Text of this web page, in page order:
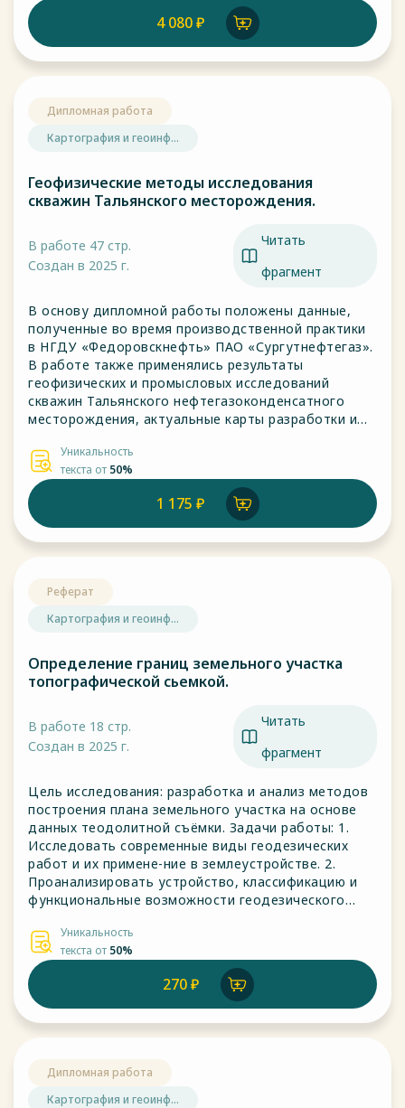
4 080 ₽
Дипломная работа
Картография и геоинф...
Геофизические методы исследования
скважин Тальянского месторождения.
В работе 47 стр.
Создан в 2025 г.
Читать
фрагмент
В основу дипломной работы положены данные,
полученные во время производственной практики
в НГДУ «Федоровскнефть» ПАО «Сургутнефтегаз».
В работе также применялись результаты
геофизических и промысловых исследований
скважин Тальянского нефтегазоконденсатного
месторождения, актуальные карты разработки и
«Сургутнефтегеофизика».
Уникальность
текста от 50%
1 175 ₽
Реферат
Картография и геоинф...
Определение границ земельного участка
топографической сьемкой.
В работе 18 стр.
Создан в 2025 г.
Читать
фрагмент
Цель исследования: разработка и анализ методов
построения плана земельного участка на основе
данных теодолитной съёмки. Задачи работы: 1.
Исследовать современные виды геодезических
работ и их примене-ние в землеустройстве. 2.
Проанализировать устройство, классификацию и
функциональные возможности геодезического
климатических факторов на проведение съёмки в
заданном регионе.
Уникальность
текста от 50%
270 ₽
Дипломная работа
Картография и геоинф...